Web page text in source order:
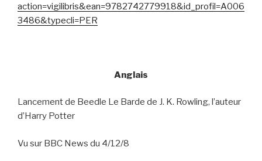
action=vigilibris&ean=9782742779918&id_profil=A006
3486&typecli=PER
Anglais
Lancement de Beedle Le Barde de J. K. Rowling, l’auteur
d’Harry Potter
Vu sur BBC News du 4/12/8